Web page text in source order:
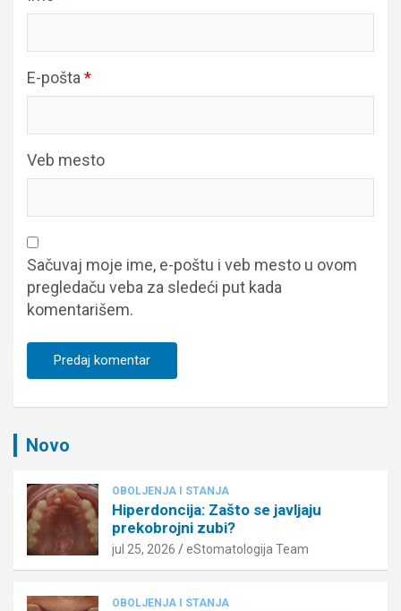
E-pošta*
Veb mesto
Sačuvaj moje ime, e-poštu i veb mesto u ovom
pregledaču veba za sledeći put kada
komentarišem.
Novo
OBOLJENJA I STANJA
Hiperdoncija: Zašto se javljaju
prekobrojni zubi?
jul 25, 2026 eStomatologija Team
OBOLJENJA I STANJA